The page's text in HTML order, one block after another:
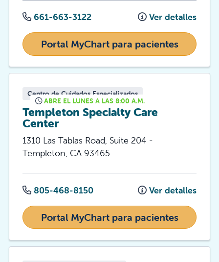
661-663-3122 Ver detalles
Portal MyChart para pacientes
Centro de Cuidados Especializados
ABRE EL LUNES A LAS 8:00 A.M.
Templeton Specialty Care
Center
1310 Las Tablas Road, Suite 204 -
Templeton, CA 93465
805-468-8150 Ver detalles
Portal MyChart para pacientes